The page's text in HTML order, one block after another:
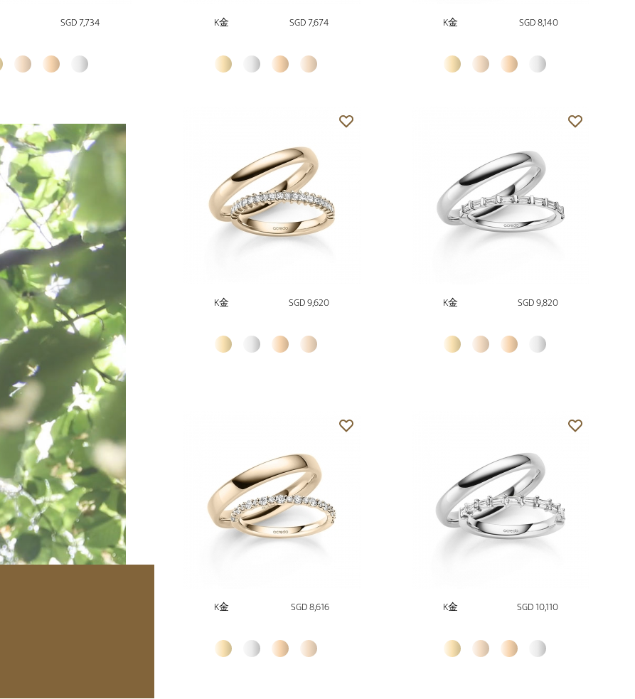
SGD 7,734 K金 SGD 7,674 K金 SGD 8,140
K金 SGD 9,620 K金 SGD 9,820
K金 SGD 8,616 K金 SGD 10,110